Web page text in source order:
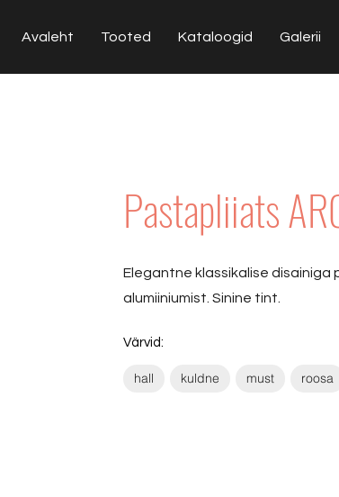
Avaleht Tooted Kataloogid Galerii
Pastapliiats
Elegantne klassikalise
alumiiniumist. Sinine tint.
Värvid:
hall kuldne must roosa